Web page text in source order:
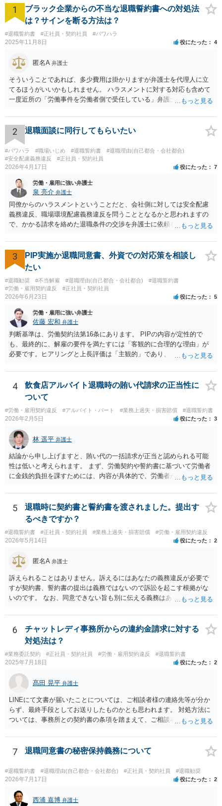
1
ブラック企業からの不当な退職誓約書への対処法
は？サインを断る方法は？
#退職誓約書 #正社員・契約社員 #パワハラ
2025年11月8日 役にたった 4
匿名A 弁護士
そういうことであれば、多少費用は掛かりますが弁護士を代理人に立
てるほうがいいかもしれません。 ハラスメントに対する対応も含めて
一度近所の「労働事件を労働者側で受任している」弁護士（労働弁護
している弁護士であればなお安心です。
2 退職面談に同行してもらいたい
#パワハラ #職場いじめ #退職誓約書
#退職理由(自己都合・会社都合)
#安全配慮義務違反
#正社員・契約社員
2026年4月17日 役にたった 7
労働・雇用に強い弁護士
泉 亮介 弁護士
同僚からのハラスメントということだと、会社側に対しては安全配慮
義務違反、職場環境配慮義務違反を問うこととなるかと思われますの
で、かかる請求を絡めた退職条件の交渉を弁護士に依頼をされた方が
くなり全て弁護士が窓口となるため精神的な負担も軽くなるでしょ
う。
3
PIP実施か退職同意書、外資での対応策を相談し
たい
#退職勧奨 #不当解雇 #退職理由(自己都合・会社都合)
#退職誓約書
#労働・雇用契約違反
#正社員・契約社員
2026年6月23日 役にたった 5
労働・雇用に強い弁護士
佐藤 宏和 弁護士
判断基準は、労働契約法第16条にあります。 PIPの内容が定性的で
も、最終的に、解雇の要件を満たすには「客観的に合理的な理由」が
必要です。ヒアリングと上長評価は「主観的」であり、「客観的に合
利に使うのは難しいです。ですから、これを達成しなければ退職す
る、賃金減額を受け入れる、などの条件が自動的に発動されるもので
ない限り、PIPの定性評価が即解雇につながる可能性は高くなく、今回
をやれば退職させられると考えているケースが多いですが、PIPをやっ
ても、やらなくても、結局は労働契約法第16条の要件を満たさない限
り解雇はできないので、PIPは説得材料に用いられるにすぎず、結局は
パッケージの額と労働者の退職意思で決まるのです。IBM事件、ブル
ームバーグ事件など、有名な外資系企業での解雇事件の裁判例で、PIP
後の解雇が無効とされた例は珍しくありません。 他方、期限までにパ
ッケージを受け入れないと内容がダウンするというのは、会社側が一
般的に使うロジックです。そうしないと労働者側がいつまでも受諾を
延期しかねないからです。しかし、会社側はパッケージの金額を下げ
れば労働者が退職を拒む方向に働き、雇用継続しなければいけなくな
るので、ダウンするというロジックを本音ではなく駆け引きで使用し
ている可能性が高いです。４か月というのは、一般的な初回提示とし
ては低すぎず、高すぎずという水準ですので、本音ではこれで最終決
着したいと考えている可能性が高いと思います。 ではどうすればいい
た弁護士に大急ぎで評価してもらい、仮に労働審判に持ち込んだ場合
な資料を提供すれば、①過去のパフォーマンスがかなり悪いので４か
月なら十分、②過去のパフォーマンスに目立った落ち度はないので４
か月は少なすぎる、③過去のパフォーマンスはそれなりに落ち度があ
①ならパッケージ受諾、②ならしっかり交渉、③なら微妙な判断、と
いうところでしょう。
4
飲食店アルバイト退職時の賄い代請求の正当性に
ついて
#労働・雇用契約違反 #アルバイト・パート #業務上過失・損害賠償 #退職誓約書
2026年2月5日 役にたった 3
林 遥平 弁護士
結論から申し上げますと、賄い代の一括請求が正当と認められる可能
性は低いと考えられます。 まず、労働契約や誓約書に基づいて労働者
に金銭的負担を課すためには、内容が具体的で、労働者が事前に十分
り、賄い1回あたりの金額が事前に明示されておらず、「現物支給品」
の具体的内容や返還方法について説明がなく、給与明細にも賄い代や
現物支給としての記載がないといった点があり、どのような義務が生
じるのかが不明確です。このような条項を根拠に、退職時にまとめて
賄い代を請求することは、契約として有効とは言い難いと思います。
また、賄いが日常的に提供されていた場合、それは福利厚生の一環や
労務提供に付随する便宜と評価されるように思います。
5
退職時に契約書と誓約書を渡されました。提出す
るべきですか？
#退職誓約書 #正社員・契約社員 #業務上過失・損害賠償 #労働・雇用契約違反
2026年5月14日 役にたった 2
匿名A 弁護士
訴えられることはありません。訴えるにはあなたの義務違反が必要で
すが契約書、誓約書の提出は義務ではないので訴訟を起こす根拠がな
いのです。 なお、同意できない旨も別に伝える義務はありません（伝
ら労基に相談すれば十分と思います。 電話に出ると話の流れで上手く
提出する方向に話をもっていかれるかもしれないので電話も出ないこ
とを勧めます。
6
チャットレディ事務所からの違約金請求に対する
対処法は？
#業務委託契約 #正社員・契約社員 #労働・雇用契約違反 #退職誓約書
2025年7月18日 役にたった 2
髙田 晃平 弁護士
LINEにて文書が届いたことについては、ご相談者様の連絡先等が分か
らず、最終手段としてお送りしたものかとも思われます。 対処方法に
ついては、事務所との契約書の条項を踏まえて、ご相談者様個人で交
ますと、本人での交渉は難儀する可能性があるかと考えられます。 解
決につながるかというところですが、例えば、民事調停で話合いを行
ます。
7 退職同意書の秘密保持義務について
#退職誓約書 #退職理由(自己都合・会社都合) #正社員・契約社員 #退職勧奨
2026年7月17日 役にたった 2
西浦 嘉博 弁護士